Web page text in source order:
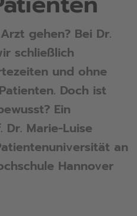
gehen? Bei Dr.
schließlich
und ohne
Doch ist
Ein
Marie-Luise
an
Hannover